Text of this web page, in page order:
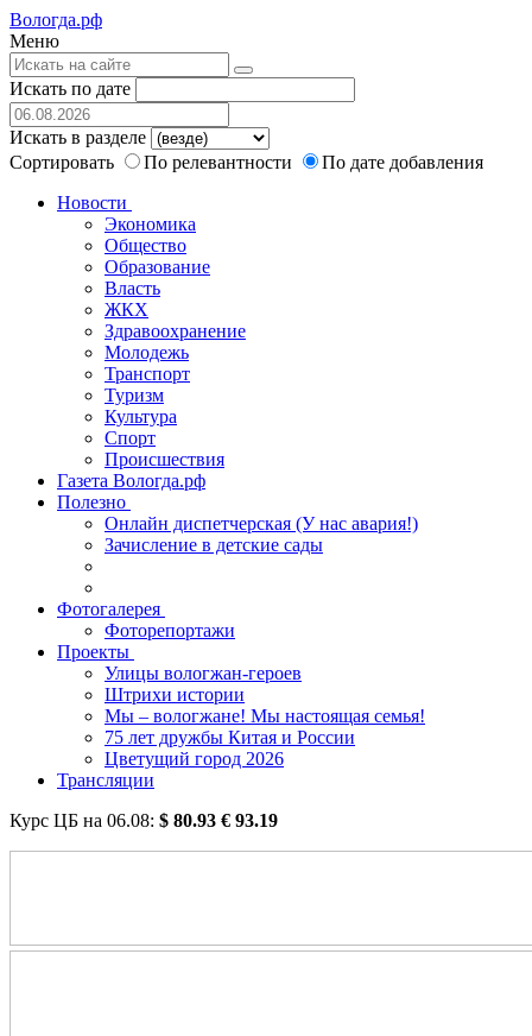
Вологда.рф
Меню
Искать по дате
Искать в разделе
Сортировать
По релевантности
По дате добавления
Новости
Экономика
Общество
Образование
Власть
ЖКХ
Здравоохранение
Молодежь
Транспорт
Туризм
Культура
Спорт
Происшествия
Газета Вологда.рф
Полезно
Онлайн диспетчерская (У нас авария!)
Зачисление в детские сады
Фотогалерея
Фоторепортажи
Проекты
Улицы вологжан-героев
Штрихи истории
Мы – вологжане! Мы настоящая семья!
75 лет дружбы Китая и России
Цветущий город 2026
Трансляции
Курс ЦБ на 06.08: $ 80.93 € 93.19